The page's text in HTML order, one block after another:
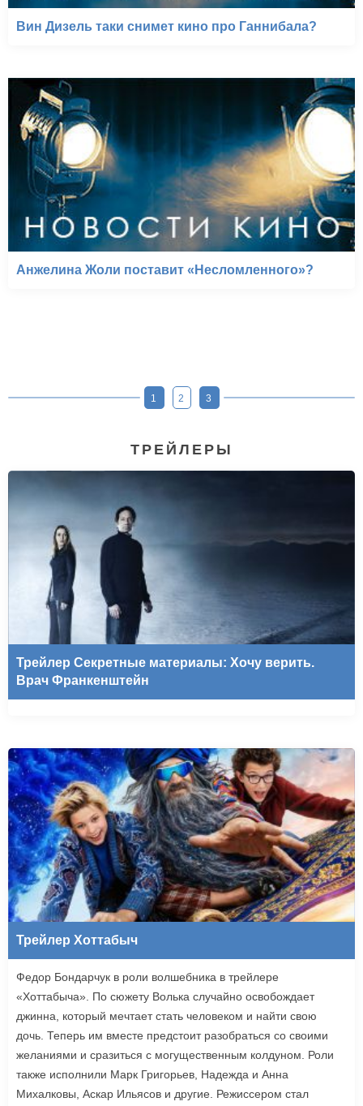
Вин Дизель таки снимет кино про Ганнибала?
Анжелина Жоли поставит «Несломленного»?
1 2 3
ТРЕЙЛЕРЫ
Трейлер Секретные материалы: Хочу верить.
Врач Франкенштейн
Трейлер Хоттабыч
Федор Бондарчук в роли волшебника в трейлере
«Хоттабыча». По сюжету Волька случайно освобождает
джинна, который мечтает стать человеком и найти свою
дочь. Теперь им вместе предстоит разобраться со своими
желаниями и сразиться с могущественным колдуном. Роли
также исполнили Марк Григорьев, Надежда и Анна
Михалковы, Аскар Ильясов и другие. Режиссером стал